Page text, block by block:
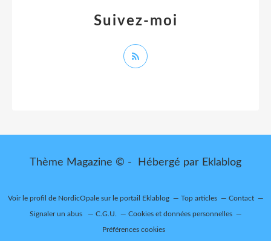
Suivez-moi
Thème Magazine © - Hébergé par Eklablog
Voir le profil de NordicOpalesur le portail Eklablog Top articles Contact
Signaler un abus C.G.U. Cookies et données personnelles
Préférences cookies